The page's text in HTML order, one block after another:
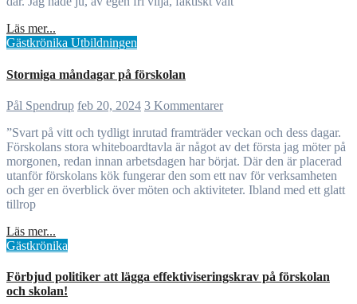
Läs mer...
Gästkrönika Utbildningen
Stormiga måndagar på förskolan
Pål Spendrup feb 20, 2024 3 Kommentarer
”Svart på vitt och tydligt inrutad framträder veckan och dess dagar.
Förskolans stora whiteboardtavla är något av det första jag möter på
morgonen, redan innan arbetsdagen har börjat. Där den är placerad
utanför förskolans kök fungerar den som ett nav för verksamheten
och ger en överblick över möten och aktiviteter. Ibland med ett glatt
tillrop
Läs mer...
Gästkrönika
Förbjud politiker att lägga effektiviseringskrav på förskolan
och skolan!